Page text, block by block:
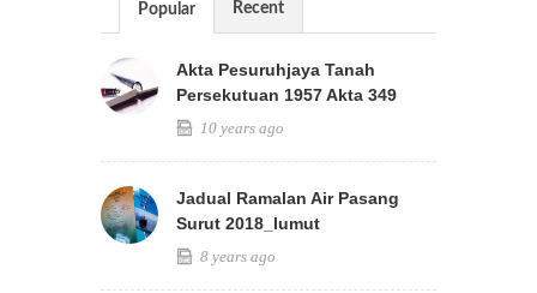
Popular Recent
Akta Pesuruhjaya Tanah
Persekutuan 1957 Akta 349
10 years ago
Jadual Ramalan Air Pasang
Surut 2018_lumut
8 years ago